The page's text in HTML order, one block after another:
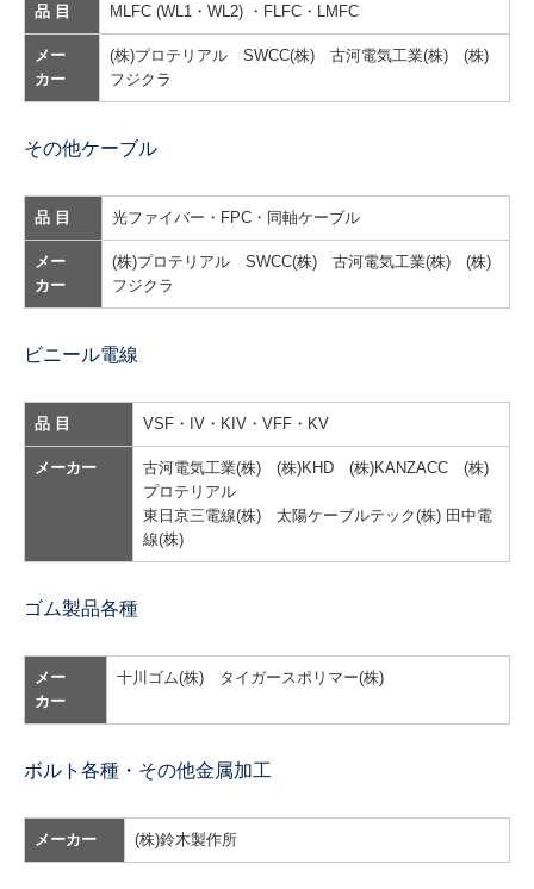
品 目 MLFC (WL1・WL2) ・FLFC・LMFC
メー
カー
(株)プロテリアル SWCC(株) 古河電気工業(株) (株)
フジクラ
その他ケーブル
品 目 光ファイバー・FPC・同軸ケーブル
メー
カー
(株)プロテリアル SWCC(株) 古河電気工業(株) (株)
フジクラ
ビニール電線
品 目 VSF・IV・KIV・VFF・KV
メーカー
古河電気工業(株) (株)KHD (株)KANZACC (株)
プロテリアル
東日京三電線(株) 太陽ケーブルテック(株) 田中電
線(株)
ゴム製品各種
メー
カー
十川ゴム(株) タイガースポリマー(株)
ボルト各種・その他金属加工
メーカー (株)鈴木製作所